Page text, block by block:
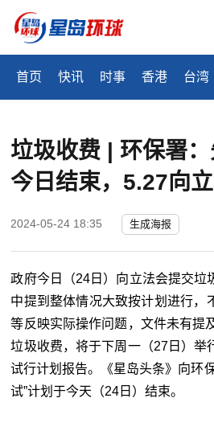
首页 快讯 时事 香港 台湾
垃圾收费 | 环保署
今日结束，5.27向
2024-05-24 18:35 生成海报
政府今日（24日）向立法会提交垃
中提到整体情况大致按计划进行，
等反映实际操作问题，文件未有提
垃圾收费，将于下周一（27日）举
试行计划报告。《星岛头条》向环
试”计划于今天（24日）结束。